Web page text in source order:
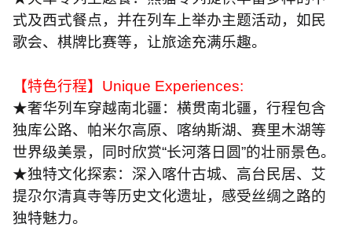
式及西式餐点，并在列车上举办主题活动，如民
歌会、棋牌比赛等，让旅途充满乐趣。
【特色行程】 Unique Experiences:
★奢华列车穿越南北疆：横贯南北疆，行程包含
独库公路、帕米尔高原、喀纳斯湖、赛里木湖等
世界级美景，同时欣赏“长河落日圆”的壮丽景色。
★独特文化探索：深入喀什古城、高台民居、艾
提尕尔清真寺等历史文化遗址，感受丝绸之路的
独特魅力。